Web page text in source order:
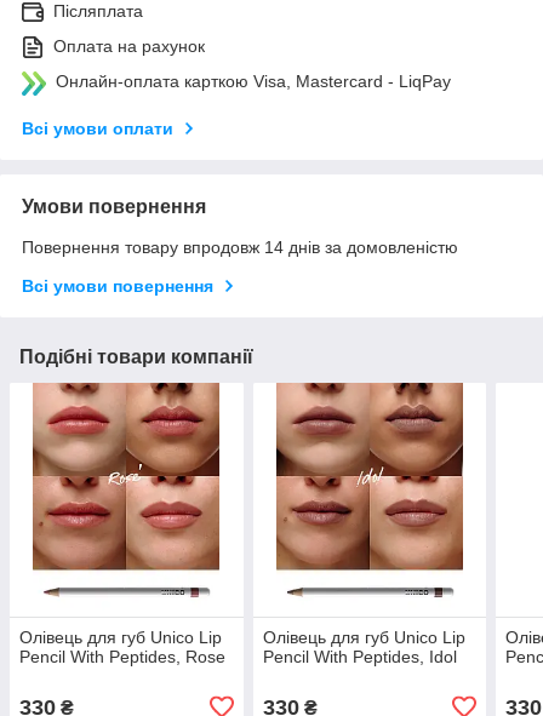
Післяплата
Оплата на рахунок
Онлайн-оплата карткою Visa, Mastercard - LiqPay
Всі умови оплати
Умови повернення
Повернення товару впродовж 14 днів за домовленістю
Всі умови повернення
Подібні товари компанії
Олівець для губ Unico Lip
Pencil With Peptides, Rose
330 ₴
Олівець для губ Unico Lip
Pencil With Peptides, Idol
330₴ 330